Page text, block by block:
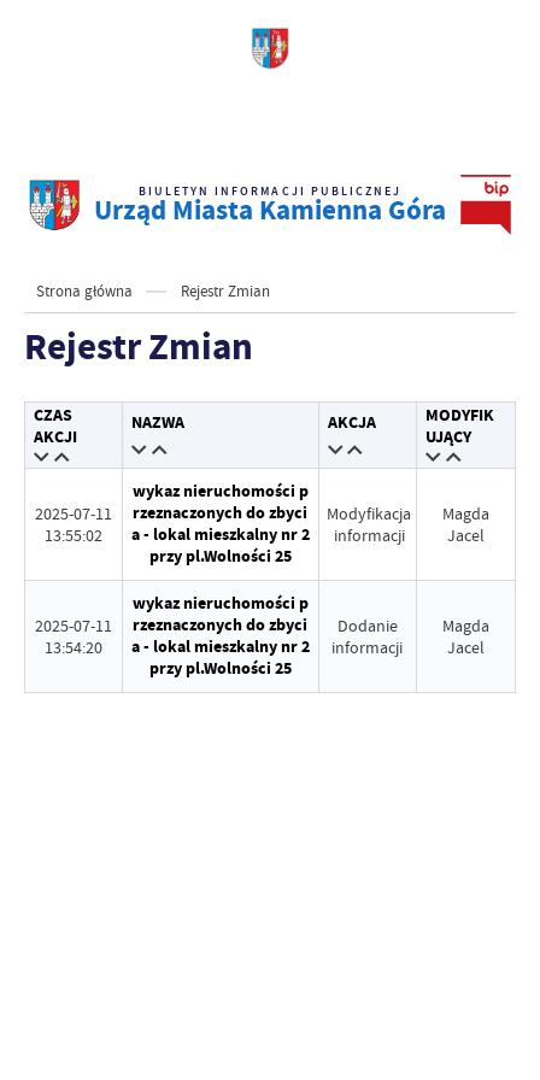
BIULETYN INFORMACJI PUBLICZNEJ
Urząd Miasta Kamienna Góra
Strona główna Rejestr Zmian
Rejestr Zmian
CZAS
AKCJI
NAZWA AKCJA
MODYFIK
UJĄCY
2025-07-11
13:55:02
wykaz nieruchomości p
rzeznaczonych do zbyci
a - lokal mieszkalny nr 2
przy pl.Wolności 25
Modyfikacja
informacji
Magda
Jacel
2025-07-11
13:54:20
wykaz nieruchomości p
rzeznaczonych do zbyci
a - lokal mieszkalny nr 2
przy pl.Wolności 25
Dodanie
informacji
Magda
Jacel